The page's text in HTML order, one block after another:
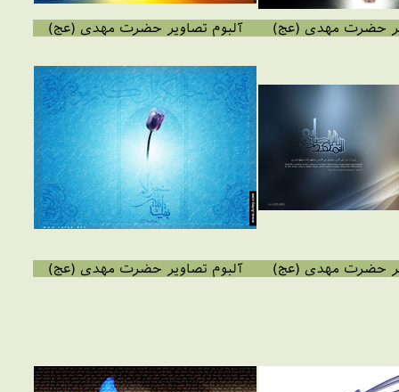
حضرت مهدی (عج) آلبوم تصاویر حضرت مهدی (عج)
حضرت مهدی (عج) آلبوم تصاویر حضرت مهدی (عج)